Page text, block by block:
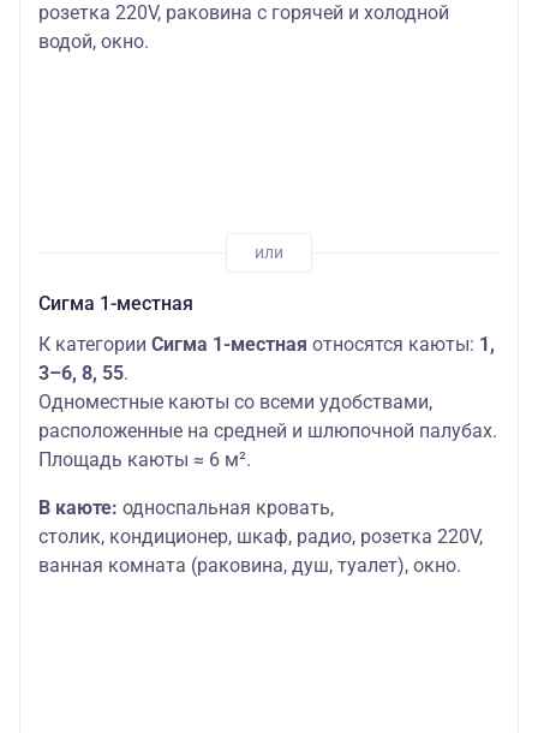
розетка 220V, раковина с горячей и холодной
водой, окно.
Сигма 1-местная
К категории Сигма 1-местная относятся каюты: 1,
3–6, 8, 55.
Одноместные каюты со всеми удобствами,
расположенные на средней и шлюпочной палубах.
Площадь каюты ≈ 6 м².
В каюте: односпальная кровать,
столик, кондиционер, шкаф, радио, розетка 220V,
ванная комната (раковина, душ, туалет), окно.